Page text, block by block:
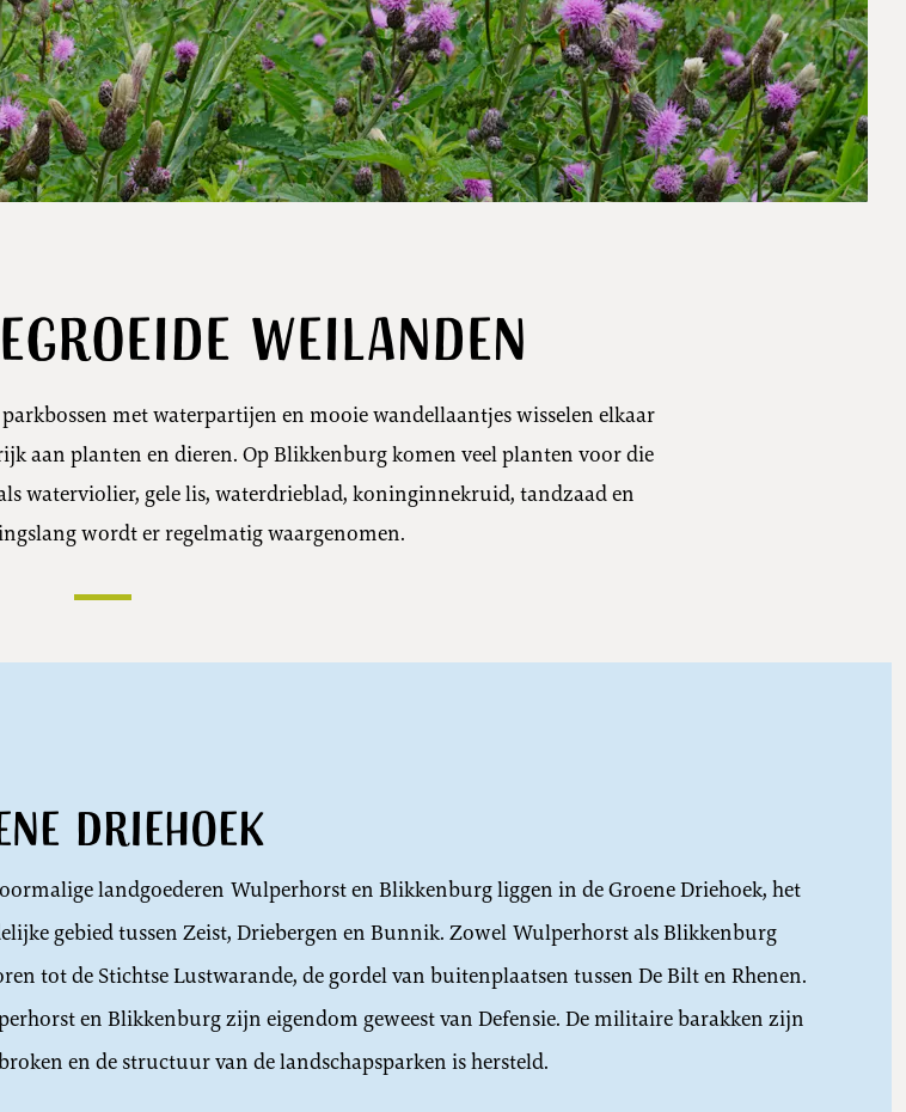
weilanden
met waterpartijen en mooie wandellaantjes wisselen elkaar
aan planten en dieren. Op Blikkenburg komen veel planten voor die
waterviolier, gele lis, waterdrieblad, koninginnekruid, tandzaad en
wordt er regelmatig waargenomen.
Driehoek
landgoederen Wulperhorst en Blikkenburg liggen in de Groene Driehoek, het
gebied tussen Zeist, Driebergen en Bunnik. Zowel Wulperhorst als Blikkenburg
tot de Stichtse Lustwarande, de gordel van buitenplaatsen tussen De Bilt en Rhenen.
en Blikkenburg zijn eigendom geweest van Defensie. De militaire barakken zijn
en de structuur van de landschapsparken is hersteld.